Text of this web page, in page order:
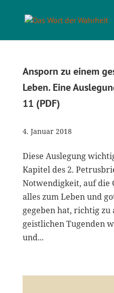
Ansporn zu einem
Leben. Eine
11 (PDF)
4. Januar 2018
Diese Auslegung
Kapitel des 2.
Notwendigkeit, auf die
alles zum Leben und
gegeben hat, richtig
geistlichen Tugenden
und...